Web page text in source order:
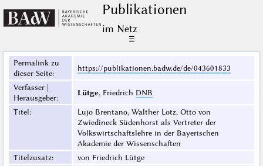
Publikationen
im Netz
☰
Permalink zu
dieser Seite:
https://publikationen.badw.de/de/043601833
Verfasser |
Herausgeber:
Lütge, Friedrich DNB
Titel:
Lujo Brentano, Walther Lotz, Otto von
Zwiedineck Südenhorst als Vertreter der
Volkswirtschaftslehre in der Bayerischen
Akademie der Wissenschaften
Titelzusatz:
von Friedrich Lütge